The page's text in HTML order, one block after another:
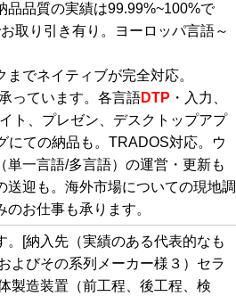
品品質の実績は99.99%~100%で
取り引き有り。ヨーロッパ言語～
でネイティブが完全対応。
っています。各言語DTP ・入力、
ト、プレゼン、デスクトップアプ
にての納品も。TRADOS対応。ウ
一言語/多言語）の運営・更新も
迎も。海外市場についての現地調
お仕事も承ります。
。[納入先（実績のある代表的なも
よびその系列メーカー様３）セラ
製造装置（前工程、後工程、検